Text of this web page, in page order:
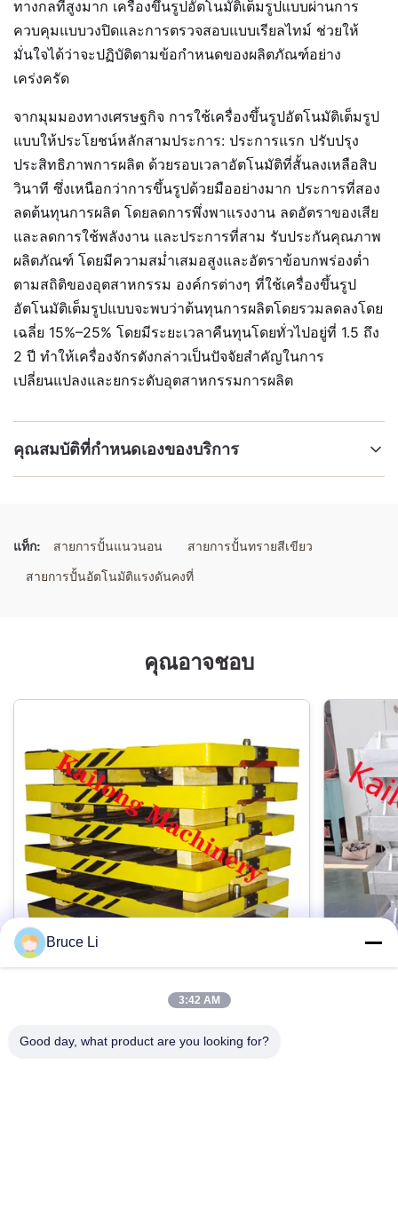
ทางกลที่สูงมาก เครื่องขึ้นรูปอัตโนมัติเต็มรูปแบบผ่านการ
ควบคุมแบบวงปิดและการตรวจสอบแบบเรียลไทม์ ช่วยให้
มั่นใจได้ว่าจะปฏิบัติตามข้อกำหนดของผลิตภัณฑ์อย่าง
เคร่งครัด
จากมุมมองทางเศรษฐกิจ การใช้เครื่องขึ้นรูปอัตโนมัติเต็มรูป
แบบให้ประโยชน์หลักสามประการ: ประการแรก ปรับปรุง
ประสิทธิภาพการผลิต ด้วยรอบเวลาอัตโนมัติที่สั้นลงเหลือสิบ
วินาที ซึ่งเหนือกว่าการขึ้นรูปด้วยมืออย่างมาก ประการที่สอง
ลดต้นทุนการผลิต โดยลดการพึ่งพาแรงงาน ลดอัตราของเสีย
และลดการใช้พลังงาน และประการที่สาม รับประกันคุณภาพ
ผลิตภัณฑ์ โดยมีความสม่ำเสมอสูงและอัตราข้อบกพร่องต่ำ
ตามสถิติของอุตสาหกรรม องค์กรต่างๆ ที่ใช้เครื่องขึ้นรูป
อัตโนมัติเต็มรูปแบบจะพบว่าต้นทุนการผลิตโดยรวมลดลงโดย
เฉลี่ย 15%–25% โดยมีระยะเวลาคืนทุนโดยทั่วไปอยู่ที่ 1.5 ถึง
2 ปี ทำให้เครื่องจักรดังกล่าวเป็นปัจจัยสำคัญในการ
เปลี่ยนแปลงและยกระดับอุตสาหกรรมการผลิต
คุณสมบัติที่กำหนดเองของบริการ
อุปกรณ์พิมพ์อุตสาหกรรมประสิทธิภาพสูง,
แท็ก: สายการปั้นแนวนอน
สายการปั้นทรายสีเขียว
สายการปั้นอัตโนมัติแรงดันคงที่
คุณอาจชอบ
สายการขึ้นรูปแบบขวดแรงดันสูง
Bruce Li
3:42 AM
Good day, what product are you looking for?